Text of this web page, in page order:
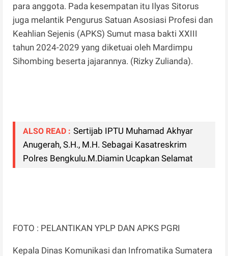
para anggota. Pada kesempatan itu Ilyas Sitorus
juga melantik Pengurus Satuan Asosiasi Profesi dan
Keahlian Sejenis (APKS) Sumut masa bakti XXIII
tahun 2024-2029 yang diketuai oleh Mardimpu
Sihombing beserta jajarannya. (Rizky Zulianda).
ALSO READ : Sertijab IPTU Muhamad Akhyar
Anugerah, S.H., M.H. Sebagai Kasatreskrim
Polres Bengkulu.M.Diamin Ucapkan Selamat
FOTO : PELANTIKAN YPLP DAN APKS PGRI
Kepala Dinas Komunikasi dan Infromatika Sumatera